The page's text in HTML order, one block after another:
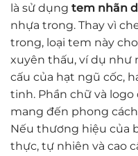
là sử dụng tem nhãn
nhựa trong. Thay vì
trong, loại tem này
xuyên thấu, ví dụ như
cấu của hạt ngũ cốc,
tinh. Phần chữ và
mang đến phong cách
Nếu thương hiệu của
thực, tự nhiên và cao